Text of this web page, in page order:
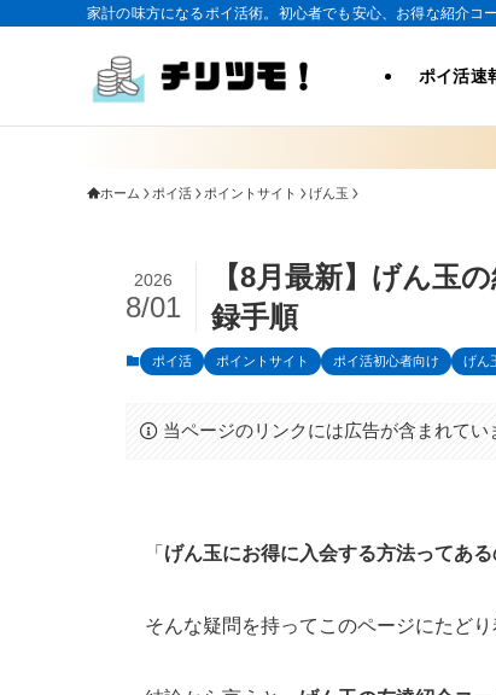
家計の味方になるポイ活術。初心者でも安心、お得な紹介コ
ポイ活速
ホーム ポイ活 ポイントサイト げん玉
【8月最新】げん玉
録手順
2026
8/01
ポイ活 ポイントサイト ポイ活初心者向け げん
当ページのリンクには広告が含まれてい
「 げん玉にお得に入会する方法ってある
そんな疑問を持ってこのページにたど